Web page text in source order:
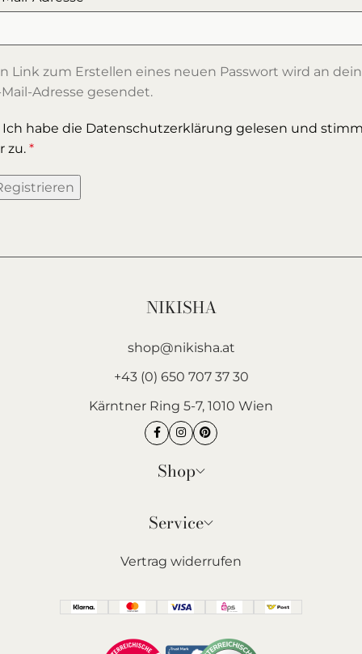
Link zum Erstellen eines neuen Passwort wird an
Adresse gesendet.
Ich habe die Datenschutzerklärung gelesen und
zu. *
NIKISHA
shop@nikisha.at
+43 (0) 650 707 37 30
Kärntner Ring 5-7, 1010 Wien
Shop
Service
Vertrag widerrufen